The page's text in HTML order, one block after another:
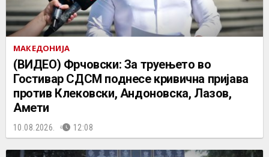
МАКЕДОНИЈА
(ВИДЕО) Фрчовски: За труењето во
Гостивар СДСМ поднесе кривична пријава
против Клековски, Андоновска, Лазов,
Амети
10.08.2026. 12:08